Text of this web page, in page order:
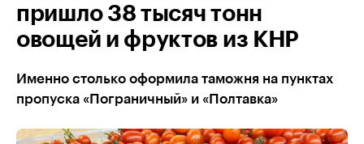
пришло 38 тысяч тонн
овощей и фруктов из КНР
Именно столько оформила таможня на пунктах
пропуска «Пограничный» и «Полтавка»